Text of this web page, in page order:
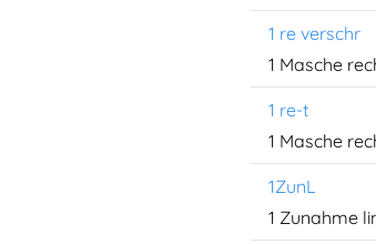
1 re verschr
1 Masche
1 re-t
1 Masche
1ZunL
1 Zunahme